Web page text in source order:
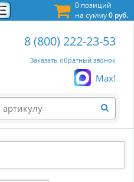
0 позиций
на сумму0 руб.
8 (800) 222-23-53
Заказать обратный звонок
Max!